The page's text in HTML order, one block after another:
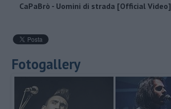
CaPaBrò - Uomini di strada [Official Video]
Fotogallery